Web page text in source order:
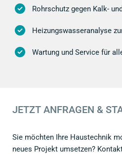
Rohrschutz gegen Kalk-
Heizungswasseranalyse
Wartung und Service für
JETZT ANFRAGEN &
Sie möchten Ihre Haustechnik
neues Projekt umsetzen?